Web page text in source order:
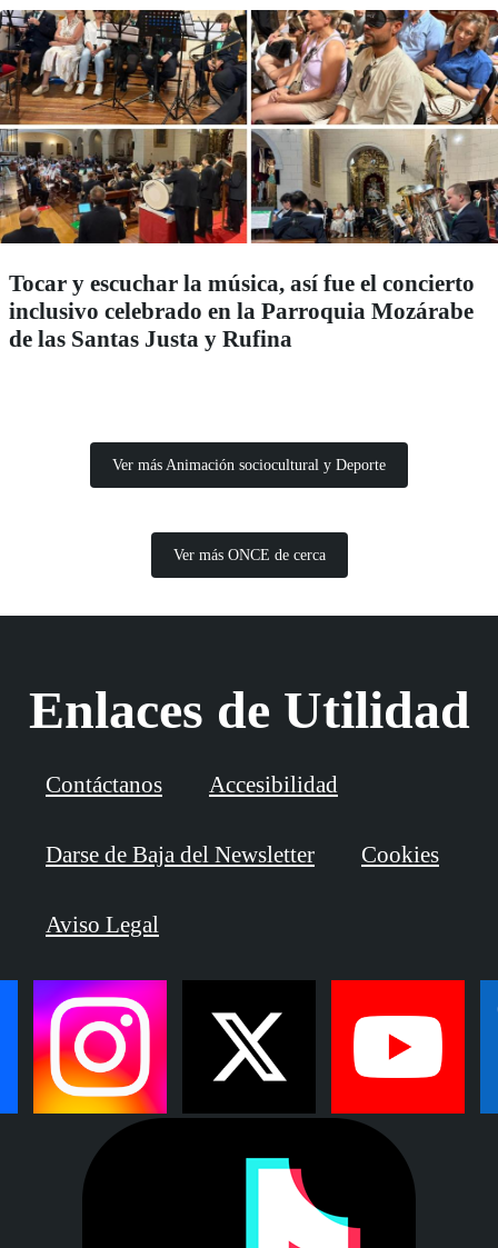
Tocar y escuchar la música, así fue el concierto
inclusivo celebrado en la Parroquia Mozárabe
de las Santas Justa y Rufina
Ver más Animación sociocultural y Deporte
Ver más ONCE de cerca
Enlaces de Utilidad
Contáctanos Accesibilidad
Darse de Baja del Newsletter Cookies
Aviso Legal